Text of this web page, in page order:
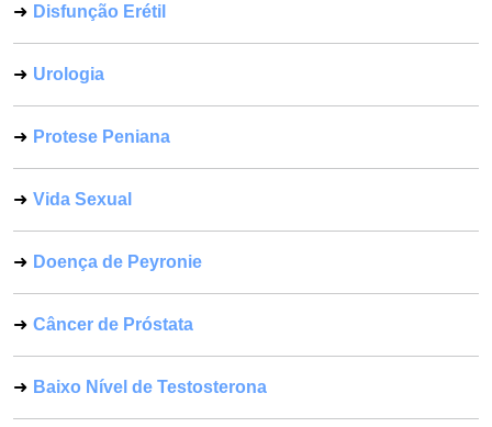
Disfunção Erétil
Urologia
Protese Peniana
Vida Sexual
Doença de Peyronie
Câncer de Próstata
Baixo Nível de Testosterona